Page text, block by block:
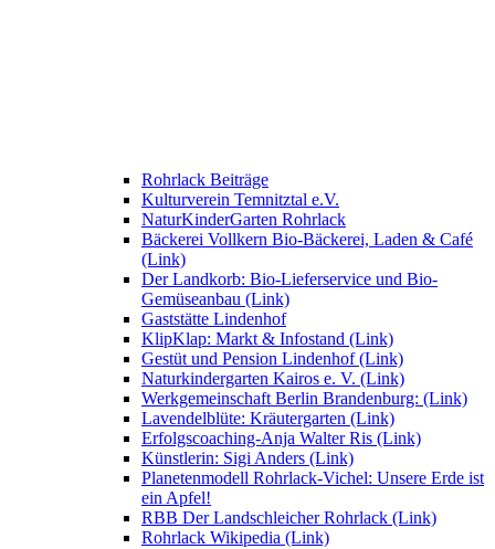
Rohrlack Beiträge
Kulturverein Temnitztal e.V.
NaturKinderGarten Rohrlack
Bäckerei Vollkern Bio-Bäckerei, Laden & Café
(Link)
Der Landkorb: Bio-Lieferservice und Bio-
Gemüseanbau (Link)
Gaststätte Lindenhof
KlipKlap: Markt & Infostand (Link)
Gestüt und Pension Lindenhof (Link)
Naturkindergarten Kairos e. V. (Link)
Werkgemeinschaft Berlin Brandenburg: (Link)
Lavendelblüte: Kräutergarten (Link)
Erfolgscoaching-Anja Walter Ris (Link)
Künstlerin: Sigi Anders (Link)
Planetenmodell Rohrlack-Vichel: Unsere Erde ist
ein Apfel!
RBB Der Landschleicher Rohrlack (Link)
Rohrlack Wikipedia (Link)